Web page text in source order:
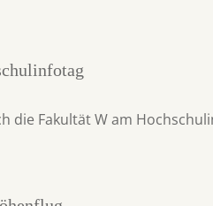
die Fakultät W am